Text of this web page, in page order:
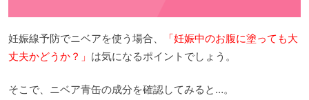
妊娠線予防でニベアを使う場合、
「妊娠中のお腹に塗っても大
丈夫かどうか？」 は気になるポイントでしょう。
そこで、ニベア青缶の成分を確認してみると…。